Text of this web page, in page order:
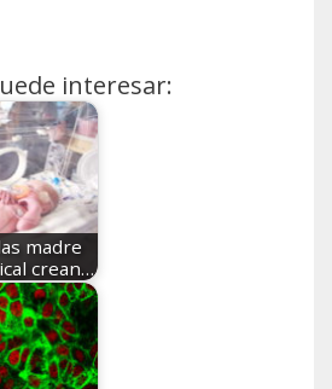
interesar:
madre
crean…